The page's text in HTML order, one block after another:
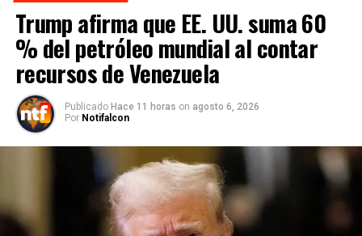
Trump afirma que EE. UU. suma 60
% del petróleo mundial al contar
recursos de Venezuela
Publicado Hace 11 horas on agosto 6, 2026
Por Notifalcon